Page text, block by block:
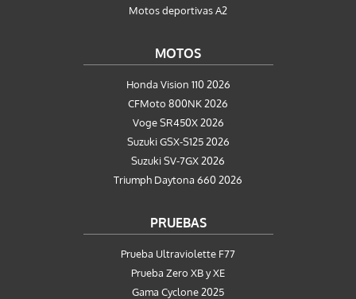
Motos deportivas A2
MOTOS
Honda Vision 110 2026
CFMoto 800NK 2026
Voge SR450X 2026
Suzuki GSX-S125 2026
Suzuki SV-7GX 2026
Triumph Daytona 660 2026
PRUEBAS
Prueba Ultraviolette F77
Prueba Zero XB y XE
Gama Cyclone 2025